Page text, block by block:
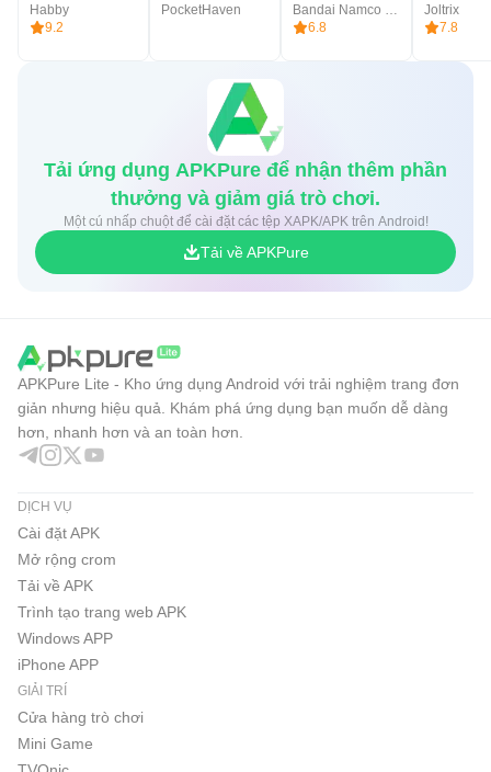
Habby
9.2
PocketHaven
6.8
Joltrix
7.8
Tải ứng dụng APKPure để nhận thêm phần
thưởng và giảm giá trò chơi.
Một cú nhấp chuột để cài đặt các tệp XAPK/APK trên Android!
Tải về APKPure
APKPure Lite - Kho ứng dụng Android với trải nghiệm trang đơn
giản nhưng hiệu quả. Khám phá ứng dụng bạn muốn dễ dàng
hơn, nhanh hơn và an toàn hơn.
DỊCH VỤ
Cài đặt APK
Mở rộng crom
Tải về APK
Trình tạo trang web APK
Windows APP
iPhone APP
GIẢI TRÍ
Cửa hàng trò chơi
Mini Game